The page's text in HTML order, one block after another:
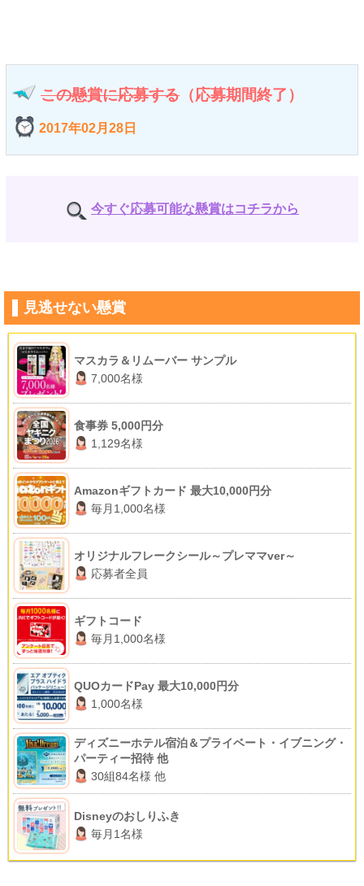
この懸賞に応募する （応募期間終了）
2017年02月28日
今すぐ応募可能な懸賞はコチラから
見逃せない懸賞
マスカラ＆リムーバー サンプル
7,000名様
食事券 5,000円分
1,129名様
Amazonギフトカード 最大10,000円分
毎月1,000名様
オリジナルフレークシール～プレママver～
応募者全員
ギフトコード
毎月1,000名様
QUOカードPay 最大10,000円分
1,000名様
ディズニーホテル宿泊＆プライベート・イブニング・
パーティー招待 他
30組84名様 他
Disneyのおしりふき
毎月1名様